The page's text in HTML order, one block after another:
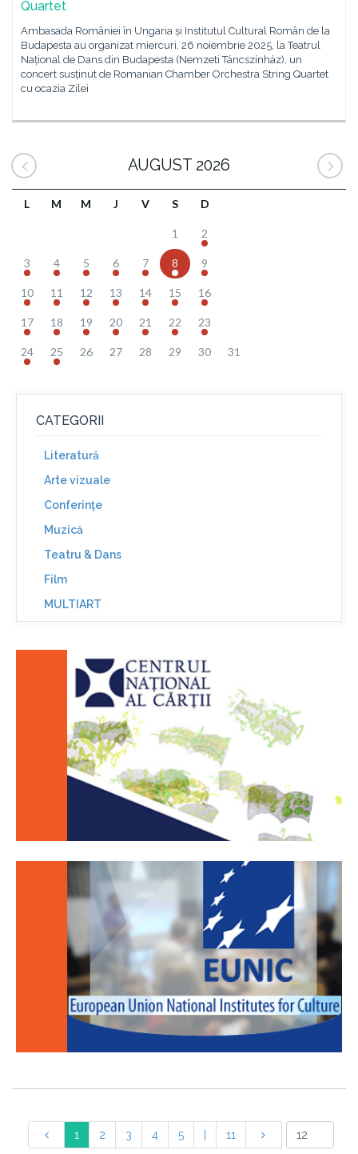
Quartet
Ambasada României în Ungaria și Institutul Cultural Român de la
Budapesta au organizat miercuri, 26 noiembrie 2025, la Teatrul
Național de Dans din Budapesta (Nemzeti Táncszínház), un
concert susținut de Romanian Chamber Orchestra String Quartet
cu ocazia Zilei
AUGUST 2026
L M M J V S D
1 2
3 4 5 6 7 8 9
10 11 12 13 14 15 16
17 18 19 20 21 22 23
24 25 26 27 28 29 30 31
CATEGORII
Literatură
Arte vizuale
Conferinţe
Muzică
Teatru & Dans
Film
MULTIART
1 2 3 4 5 11